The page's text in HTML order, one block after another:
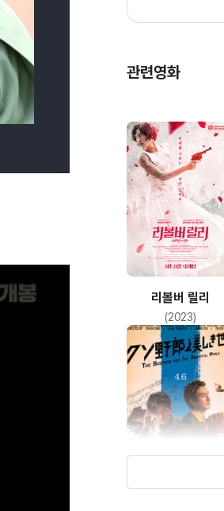
관련영화
리볼버 릴리
(2023)